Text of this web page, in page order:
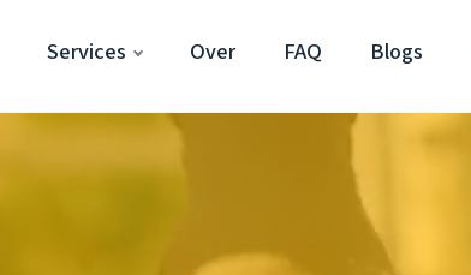
Services Over FAQ Blogs